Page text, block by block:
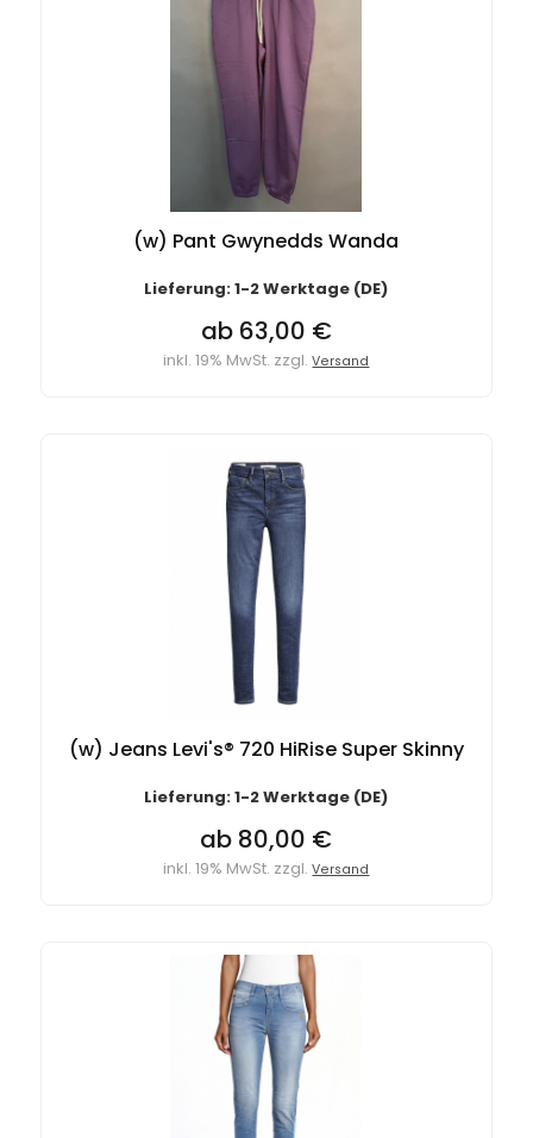
(w) Pant Gwynedds Wanda
Lieferung: 1-2 Werktage (DE)
ab 63,00 €
inkl. 19% MwSt. zzgl.Versand
(w) Jeans Levi's® 720 HiRise Super Skinny
Lieferung: 1-2 Werktage (DE)
ab 80,00 €
inkl. 19% MwSt. zzgl.Versand